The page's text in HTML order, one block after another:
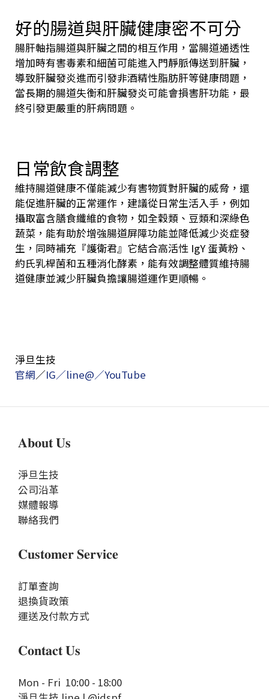
好的腸道與肝臟健康密不可分
腸肝軸指腸道與肝臟之間的相互作用，當腸道通透性
增加時有害毒素和細菌可能進入門靜脈傳送到肝臟，
導致肝臟發炎進而引發非酒精性脂肪肝等健康問題，
當長期的腸道失衡和肝臟發炎可能會損害肝功能，最
終引發更嚴重的肝病問題。
日常飲食調整
維持腸道健康不僅能減少有害物質對肝臟的威脅，還
能促進肝臟的正常運作，建議從日常生活入手，例如
攝取富含膳食纖維的食物，如全穀類、豆類和深綠色
蔬菜，能有助於增強腸道屏障功能並降低減少炎症發
生，同時補充『護衛君』它結合高活性 IgY 蛋黃粉、
約氏乳桿菌和五種消化酵素，能有效調整體質維持腸
道健康並減少肝臟負擔讓腸道運作更順暢。
淨旦生技
官網／IG／line@／YouTube
𝐀𝐛𝐨𝐮𝐭 𝐔𝐬
淨旦生技
公司沿革
媒體報導
聯絡我們
𝐂𝐮𝐬𝐭𝐨𝐦𝐞𝐫 𝐒𝐞𝐫𝐯𝐢𝐜𝐞
訂單查詢
退換貨政策
運送及付款方式
𝐂𝐨𝐧𝐭𝐚𝐜𝐭 𝐔𝐬
Mon - Fri 10:00 - 18:00